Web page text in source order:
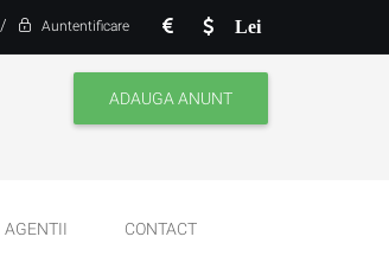
Lei
/ Auntentificare
ADAUGA ANUNT
AGENTII CONTACT